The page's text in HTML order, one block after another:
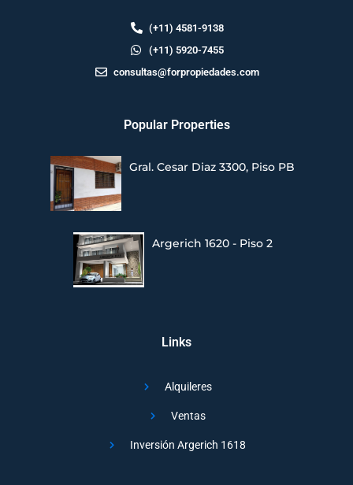
(+11) 4581-9138
(+11) 5920-7455
consultas@forpropiedades.com
Popular Properties
Gral. Cesar Diaz 3300, Piso PB
Argerich 1620 - Piso 2
Links
Alquileres
Ventas
Inversión Argerich 1618